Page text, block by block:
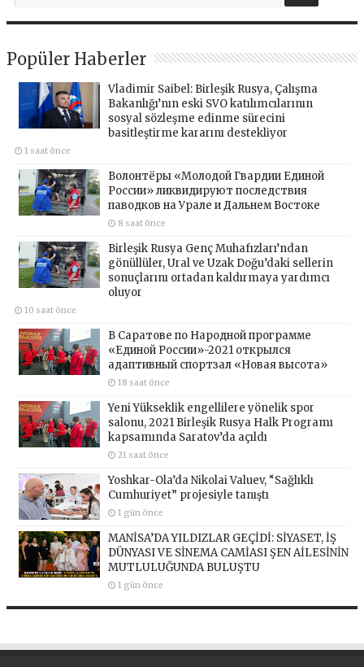
Popüler Haberler
Vladimir Saibel: Birleşik Rusya, Çalışma
Bakanlığı’nın eski SVO katılımcılarının
sosyal sözleşme edinme sürecini
basitleştirme kararını destekliyor
1 saat önce
Волонтёры «Молодой Гвардии Единой
России» ликвидируют последствия
паводков на Урале и Дальнем Востоке
8 saat önce
Birleşik Rusya Genç Muhafızları’ndan
gönüllüler, Ural ve Uzak Doğu’daki sellerin
sonuçlarını ortadan kaldırmaya yardımcı
oluyor
10 saat önce
В Саратове по Народной программе
«Единой России»-2021 открылся
адаптивный спортзал «Новая высота»
18 saat önce
Yeni Yükseklik engellilere yönelik spor
salonu, 2021 Birleşik Rusya Halk Programı
kapsamında Saratov’da açıldı
21 saat önce
Yoshkar-Ola’da Nikolai Valuev, “Sağlıklı
Cumhuriyet” projesiyle tanıştı
1 gün önce
MANİSA’DA YILDIZLAR GEÇİDİ: SİYASET, İŞ
DÜNYASI VE SİNEMA CAMİASI ŞEN AİLESİNİN
MUTLULUĞUNDA BULUŞTU
1 gün önce